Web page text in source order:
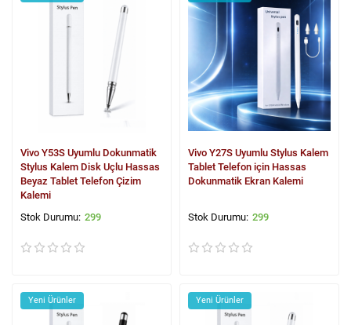
Vivo Y53S Uyumlu Dokunmatik
Stylus Kalem Disk Uçlu Hassas
Beyaz Tablet Telefon Çizim
Kalemi
299
Vivo Y27S Uyumlu Stylus Kalem
Tablet Telefon için Hassas
Dokunmatik Ekran Kalemi
299
Yeni Ürünler Yeni Ürünler